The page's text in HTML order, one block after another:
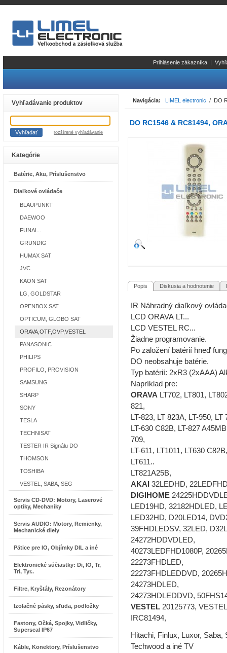
Prihlásenie zákazníka |
Vyhľadávanie produktov
rozšírené vyhľadávanie
Kategórie
Batérie, Aku, Príslušenstvo
Diaľkové ovládače
BLAUPUNKT
DAEWOO
FUNAI...
GRUNDIG
HUMAX SAT
JVC
KAON SAT
LG, GOLDSTAR
OPENBOX SAT
OPTICUM, GLOBO SAT
ORAVA,OTF,OVP,VESTEL
PANASONIC
PHILIPS
PROFILO, PROVISION
SAMSUNG
SHARP
SONY
TESLA
TECHNISAT
TESTER IR Signálu DO
THOMSON
TOSHIBA
VESTEL, SABA, SEG
Servis CD-DVD: Motory, Laserové
optiky, Mechaniky
Servis AUDIO: Motory, Remienky,
Mechanické diely
Pätice pre IO, Objímky DIL a iné
Elektronické súčiastky: Di, IO, Tr,
Tri, Tyr..
Filtre, Kryštály, Rezonátory
Izolačné pásky, sľuda, podložky
Fastony, Očká, Spojky, Vidličky,
Superseal IP67
Káble, Konektory, Príslušenstvo
Navigácia: LIMEL electronic / DO
DO RC1546 & RC81494,
Popis Diskusia a hodnotenie
IR Náhradný diaľkový
LCD ORAVA LT...
LCD VESTEL RC...
Žiadne programovanie.
Po založení batérií hneď
DO neobsahuje batérie.
Typ batérií: 2xR3 (2xAAA)
Napríklad pre:
ORAVA LT702, LT801,
821,
LT-823, LT 823A, LT-950,
LT-630 C82B, LT-827
709,
LT-611, LT1011, LT630
LT611..
LT821A25B,
AKAI 32LEDHD,
DIGIHOME
LED19HD, 32182HDLED,
LED32HD, D20LED14,
39FHDLEDSV, 32LED,
24272HDDVDLED,
40273LEDFHD1080P,
22273FHDLED,
22273FHDLEDDVD,
24273HDLED,
24273HDLEDDVD,
VESTEL 20125773,
IRC81494,
Hitachi, Finlux, Luxor, Saba,
Techwood a iné TV